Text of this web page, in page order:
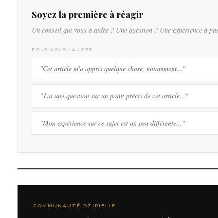
Soyez la première à réagir
Un conseil qui vous a aidée ? Une question ? Une expérience à
POUR VOUS LANCER
"Cet article m'a appris quelque chose, notamment..."
"J'ai une question sur un point précis de cet article..."
"Mon expérience sur ce sujet est un peu différente..."
COMMUNAUTÉ DZIRIELLE